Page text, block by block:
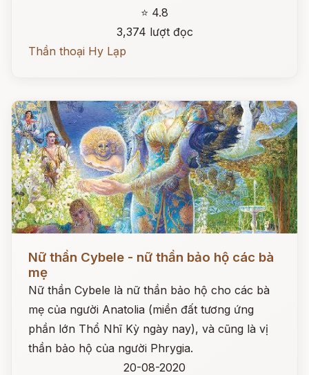
⭐ 4.8
3,374 lượt đọc
Thần thoại Hy Lạp
Nữ thần Cybele - nữ thần bảo hộ các bà
mẹ
Nữ thần Cybele là nữ thần bảo hộ cho các bà
mẹ của người Anatolia (miền đất tương ứng
phần lớn Thổ Nhĩ Kỳ ngày nay), và cũng là vị
thần bảo hộ của người Phrygia.
20-08-2020